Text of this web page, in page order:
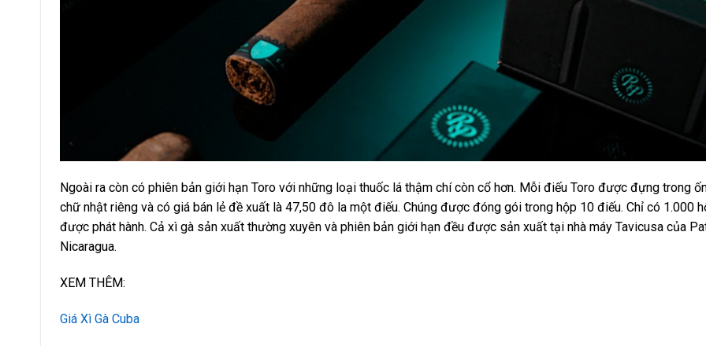
Ngoài ra còn có phiên bản giới hạn Toro với những loại thuốc lá thậm chí còn cổ hơn. Mỗi điếu Toro được đựng trong
chữ nhật riêng và có giá bán lẻ đề xuất là 47,50 đô la một điếu. Chúng được đóng gói trong hộp 10 điếu. Chỉ có 1.000
được phát hành. Cả xì gà sản xuất thường xuyên và phiên bản giới hạn đều được sản xuất tại nhà máy Tavicusa của
Nicaragua.
XEM THÊM:
Giá Xì Gà Cuba